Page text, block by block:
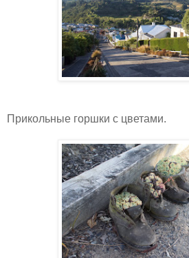
Прикольные горшки с цветами.